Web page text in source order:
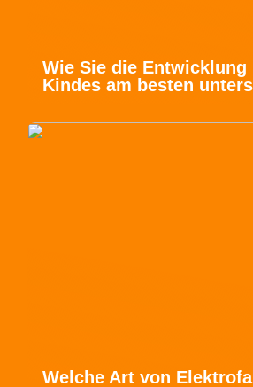
Wie Sie die Entwicklung
Kindes am besten
Welche Art von